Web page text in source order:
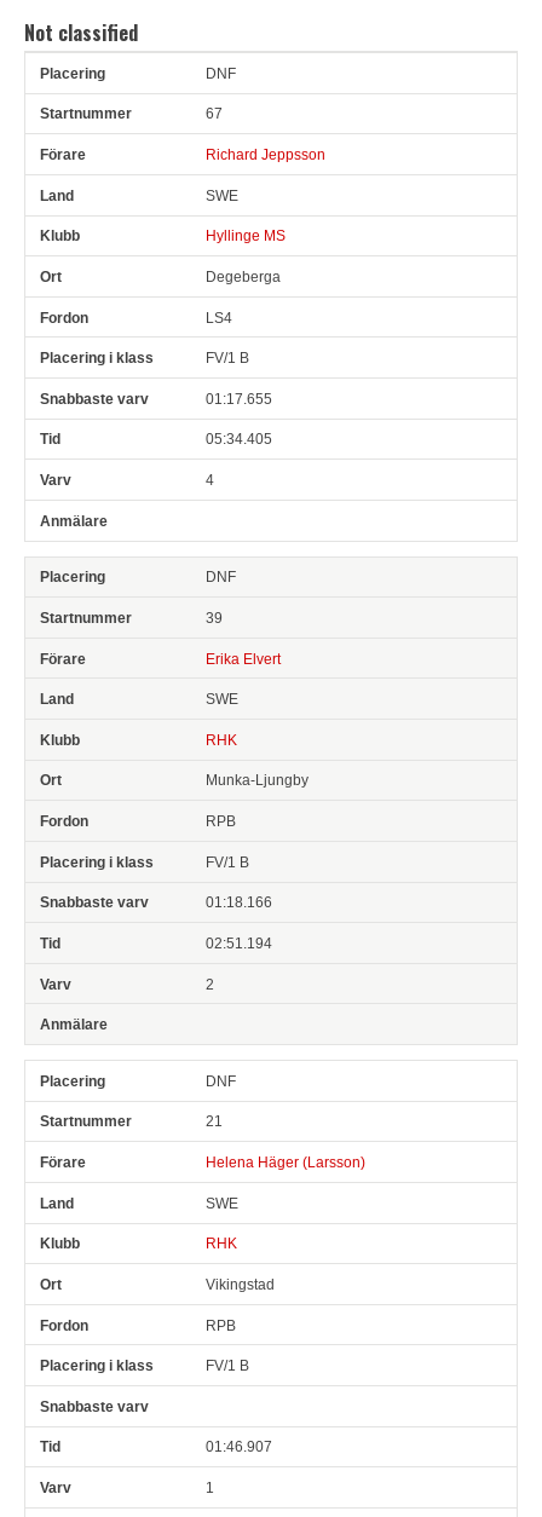
Not classified
Pl Snr Land
DNF
67
Richard Jeppsson
SWE
Hyllinge MS
Degeberga
LS4
FV/1 B
01:17.655
05:34.405
4
DNF
39
Erika Elvert
SWE
RHK
Munka-Ljungby
RPB
FV/1 B
01:18.166
02:51.194
2
DNF
21
Helena Häger (Larsson)
SWE
RHK
Vikingstad
RPB
FV/1 B
01:46.907
1